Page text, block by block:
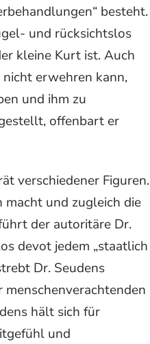
besteht.
und rücksichtslos
kleine Kurt ist. Auch
erwehren kann,
und ihm zu
offenbart er
verschiedener Figuren.
macht und zugleich die
der autoritäre Dr.
devot jedem „staatlich
Dr. Seudens
menschenverachtenden
hält sich für
und